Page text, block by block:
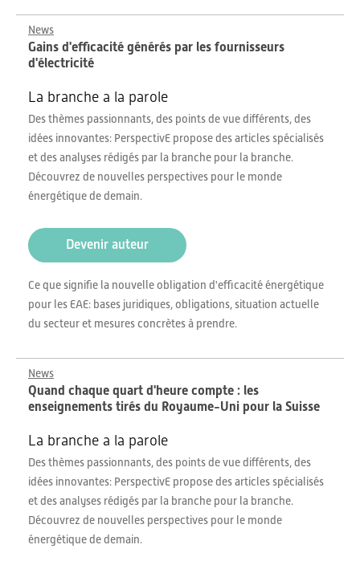
News
Gains d'efficacité générés par les fournisseurs
d'électricité
La branche a la parole
Des thèmes passionnants, des points de vue différents, des
idées innovantes: PerspectivE propose des articles spécialisés
et des analyses rédigés par la branche pour la branche.
Découvrez de nouvelles perspectives pour le monde
énergétique de demain.
Devenir auteur
Ce que signifie la nouvelle obligation d'efficacité énergétique
pour les EAE: bases juridiques, obligations, situation actuelle
du secteur et mesures concrètes à prendre.
News
Quand chaque quart d'heure compte : les
enseignements tirés du Royaume-Uni pour la Suisse
La branche a la parole
Des thèmes passionnants, des points de vue différents, des
idées innovantes: PerspectivE propose des articles spécialisés
et des analyses rédigés par la branche pour la branche.
Découvrez de nouvelles perspectives pour le monde
énergétique de demain.